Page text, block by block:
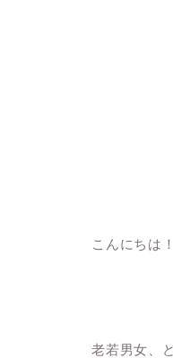
こんにちは！
老若男女、